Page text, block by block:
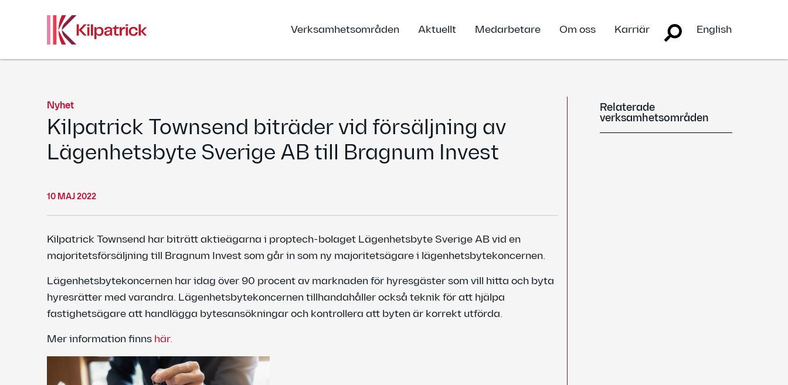
Verksamhetsområden Aktuellt Medarbetare Om oss Karriär English
Nyhet
Kilpatrick Townsend biträder vid försäljning av
Lägenhetsbyte Sverige AB till Bragnum Invest
10 MAJ 2022
Kilpatrick Townsend har biträtt aktieägarna i proptech-bolaget Lägenhetsbyte Sverige AB vid en
majoritetsförsäljning till Bragnum Invest som går in som ny majoritetsägare i lägenhetsbytekoncernen.
Lägenhetsbytekoncernen har idag över 90 procent av marknaden för hyresgäster som vill hitta och byta
hyresrätter med varandra. Lägenhetsbytekoncernen tillhandahåller också teknik för att hjälpa
fastighetsägare att handlägga bytesansökningar och kontrollera att byten är korrekt utförda.
Mer information finns här.
Relaterade
verksamhetsområden